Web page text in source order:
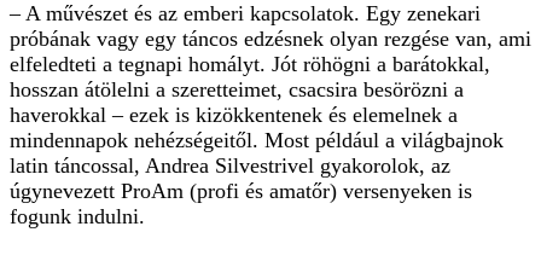
– A művészet és az emberi kapcsolatok. Egy zenekari
próbának vagy egy táncos edzésnek olyan rezgése van, ami
elfeledteti a tegnapi homályt. Jót röhögni a barátokkal,
hosszan átölelni a szeretteimet, csacsira besörözni a
haverokkal – ezek is kizökkentenek és elemelnek a
mindennapok nehézségeitől. Most például a világbajnok
latin táncossal, Andrea Silvestrivel gyakorolok, az
úgynevezett ProAm (profi és amatőr) versenyeken is
fogunk indulni.